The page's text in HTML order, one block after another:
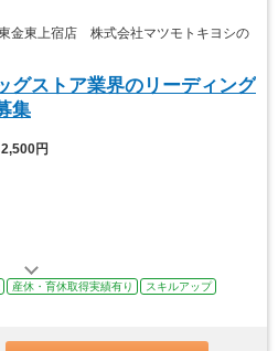
金東上宿店 株式会社マツモトキヨシの
グストア業界のリーディング
集
円
産休・育休取得実績有り
スキルアップ